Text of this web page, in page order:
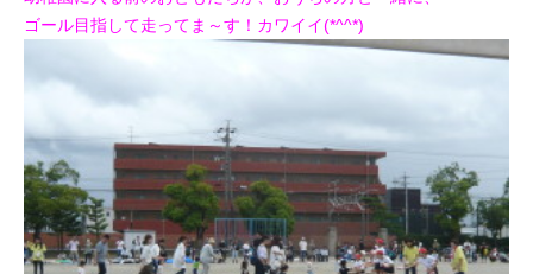
ゴール目指して走ってま～す！カワイイ(*^^*)